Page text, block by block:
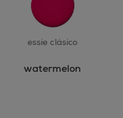
essie clásico
watermelon